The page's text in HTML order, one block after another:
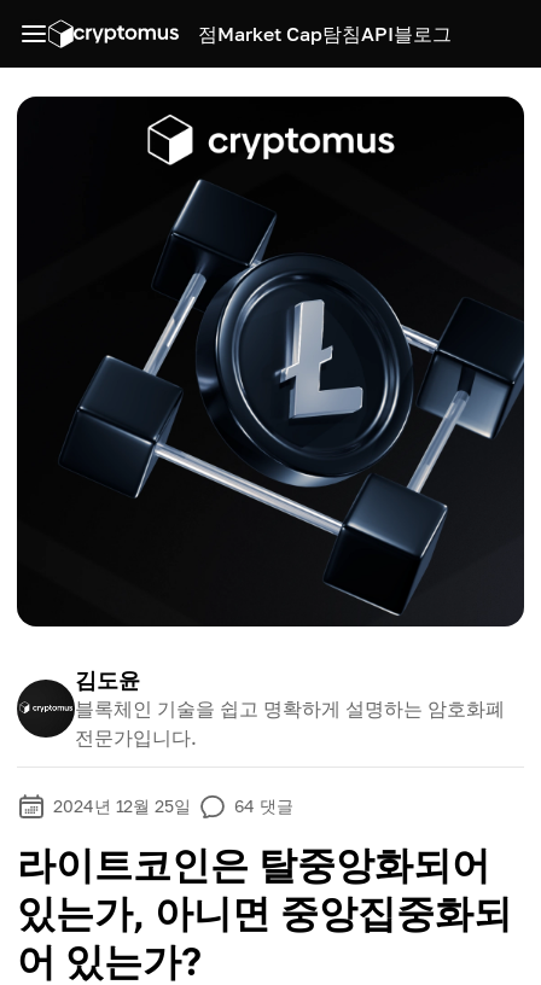
점Market Cap탐침API블로그
김도윤
블록체인 기술을 쉽고 명확하게 설명하는 암호화폐
전문가입니다.
2024년 12월 25일 64 댓글
라이트코인은 탈중앙화되어
있는가, 아니면 중앙집중화되
어 있는가?